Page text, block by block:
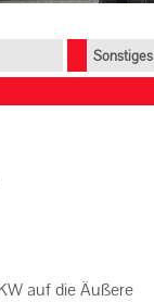
Sonstiges
auf die Äußere